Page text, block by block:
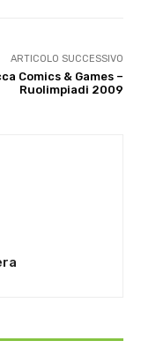
ARTICOLO SUCCESSIVO
Comics & Games –
Ruolimpiadi 2009